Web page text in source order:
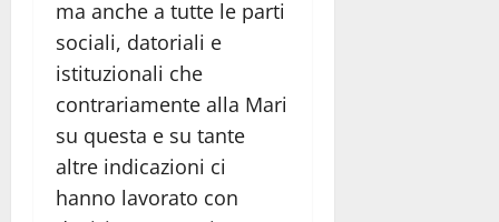
ma anche a tutte le parti
sociali, datoriali e
istituzionali che
contrariamente alla Mari
su questa e su tante
altre indicazioni ci
hanno lavorato con